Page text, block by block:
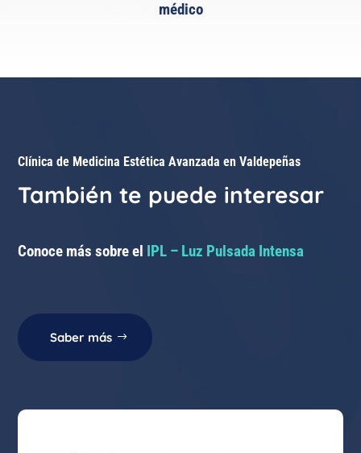
médico
Clínica de Medicina Estética Avanzada en Valdepeñas
También te puede interesar
Conoce más sobre el IPL – Luz Pulsada Intensa
Saber más